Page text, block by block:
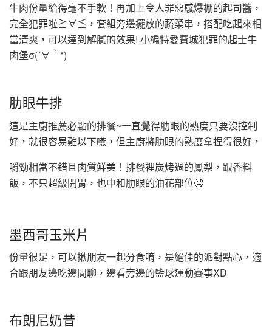
牛肉份量給得毫不手軟！再加上令人罪惡感爆棚的起司醬，
完全犯罪啦≧∀≦，套組旁邊擺放的蔬菜串，搭配吃起來相
當清爽，可以達到解膩的效果! 小編特愛費城犯罪的起士牛
肉堡σ(´∀｀*)
肋眼牛排
這是主廚推薦必點的排餐~一直覺得肋眼的熟度只要沒控制
好，就很容易難以下嚥，但主廚將肋眼的熟度拿捏得很好，
嚼勁相當不錯且肉質鮮美！排餐裡炭烤過的鳳梨，跟香料
飯，不只超級開胃，也中和肋眼的油花部位🤤
墨西哥玉米片
份量很足，可以揪朋友一起分食唷，是絕佳的派對點心，適
合跟朋友邊吃邊閒聊，邊看旁邊的籃球運動賽事XD
布朗尼奶昔